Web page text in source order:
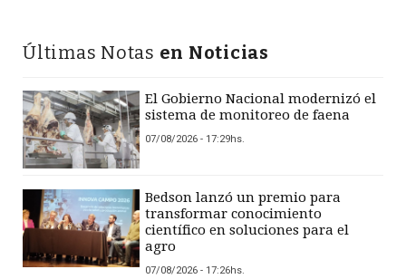
Últimas Notas en Noticias
El Gobierno Nacional modernizó el
sistema de monitoreo de faena
07/08/2026 - 17:29hs.
Bedson lanzó un premio para
transformar conocimiento
científico en soluciones para el
agro
07/08/2026 - 17:26hs.